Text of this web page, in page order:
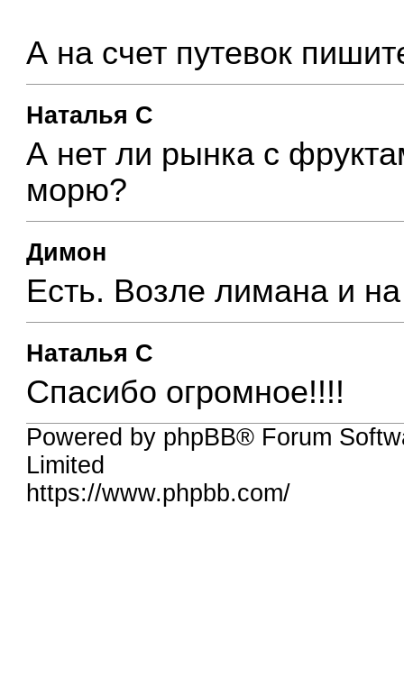
А на счет путевок
Наталья C
А нет ли рынка с
морю?
Димон
Есть. Возле лимана и
Наталья C
Спасибо огромное!!!!
Powered by phpBB® Forum
Limited
https://www.phpbb.com/